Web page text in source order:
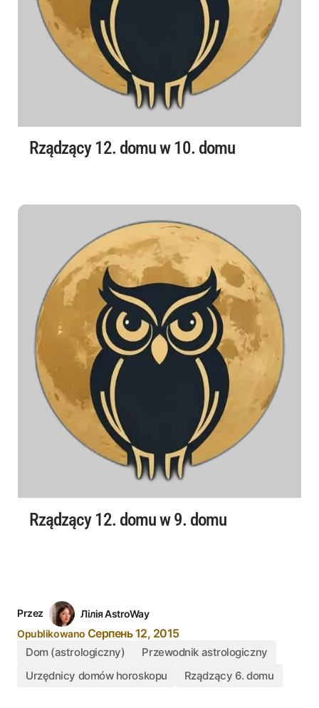
Rządzący 12. domu w 10. domu
Rządzący 12. domu w 9. domu
Przez
Лілія AstroWay
Opublikowano Серпень 12, 2015
Dom (astrologiczny)
Przewodnik astrologiczny
Urzędnicy domów horoskopu
Rządzący 6. domu